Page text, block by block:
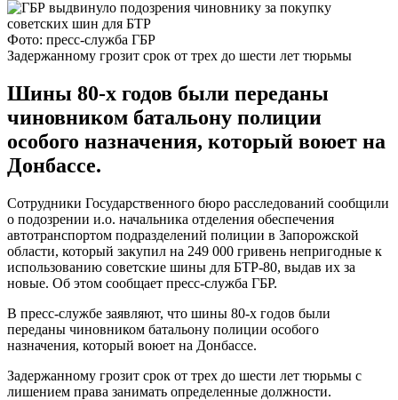
Фото: пресс-служба ГБР
Задержанному грозит срок от трех до шести лет тюрьмы
Шины 80-х годов были переданы
чиновником батальону полиции
особого назначения, который воюет на
Донбассе.
Сотрудники Государственного бюро расследований сообщили
о подозрении и.о. начальника отделения обеспечения
автотранспортом подразделений полиции в Запорожской
области, который закупил на 249 000 гривень непригодные к
использованию советские шины для БТР-80, выдав их за
новые. Об этом сообщает пресс-служба ГБР.
В пресс-службе заявляют, что шины 80-х годов были
переданы чиновником батальону полиции особого
назначения, который воюет на Донбассе.
Задержанному грозит срок от трех до шести лет тюрьмы с
лишением права занимать определенные должности.